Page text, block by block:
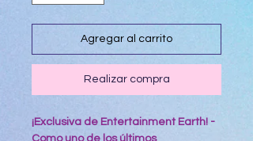
Agregar al carrito
Realizar compra
¡Exclusiva de Entertainment Earth! -
Como uno de los últimos